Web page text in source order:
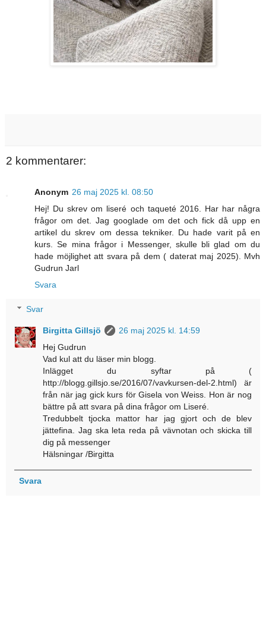
2 kommentarer:
Anonym 26 maj 2025 kl. 08:50
Hej! Du skrev om liseré och taqueté 2016. Har har några
frågor om det. Jag googlade om det och fick då upp en
artikel du skrev om dessa tekniker. Du hade varit på en
kurs. Se mina frågor i Messenger, skulle bli glad om du
hade möjlighet att svara på dem ( daterat maj 2025). Mvh
Gudrun Jarl
Svara
Svar
Birgitta Gillsjö
26 maj 2025 kl. 14:59
Hej Gudrun
Vad kul att du läser min blogg.
Inlägget du syftar på (
http://blogg.gillsjo.se/2016/07/vavkursen-del-2.html) är
från när jag gick kurs för Gisela von Weiss. Hon är nog
bättre på att svara på dina frågor om Liseré.
Tredubbelt tjocka mattor har jag gjort och de blev
jättefina. Jag ska leta reda på vävnotan och skicka till
dig på messenger
Hälsningar /Birgitta
Svara